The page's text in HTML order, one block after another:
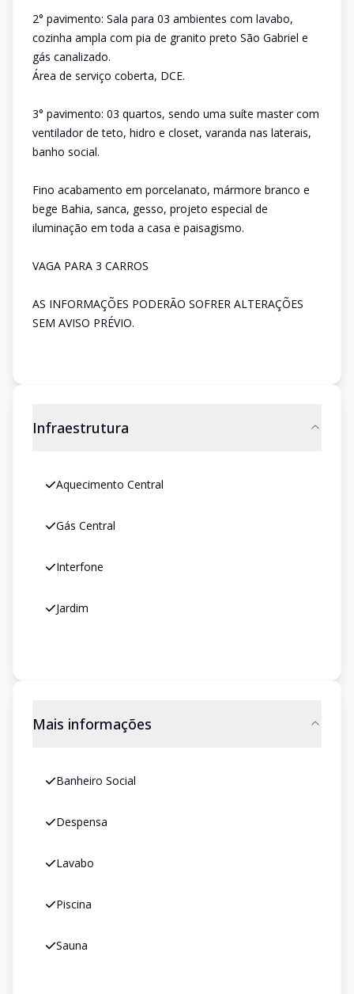
2° pavimento: Sala para 03 ambientes com lavabo,
cozinha ampla com pia de granito preto São Gabriel e
gás canalizado.
Área de serviço coberta, DCE.
3° pavimento: 03 quartos, sendo uma suíte master com
ventilador de teto, hidro e closet, varanda nas laterais,
banho social.
Fino acabamento em porcelanato, mármore branco e
bege Bahia, sanca, gesso, projeto especial de
iluminação em toda a casa e paisagismo.
VAGA PARA 3 CARROS
AS INFORMAÇÕES PODERÃO SOFRER ALTERAÇÕES
SEM AVISO PRÉVIO.
Infraestrutura
Aquecimento Central
Gás Central
Interfone
Jardim
Mais informações
Banheiro Social
Despensa
Lavabo
Piscina
Sauna